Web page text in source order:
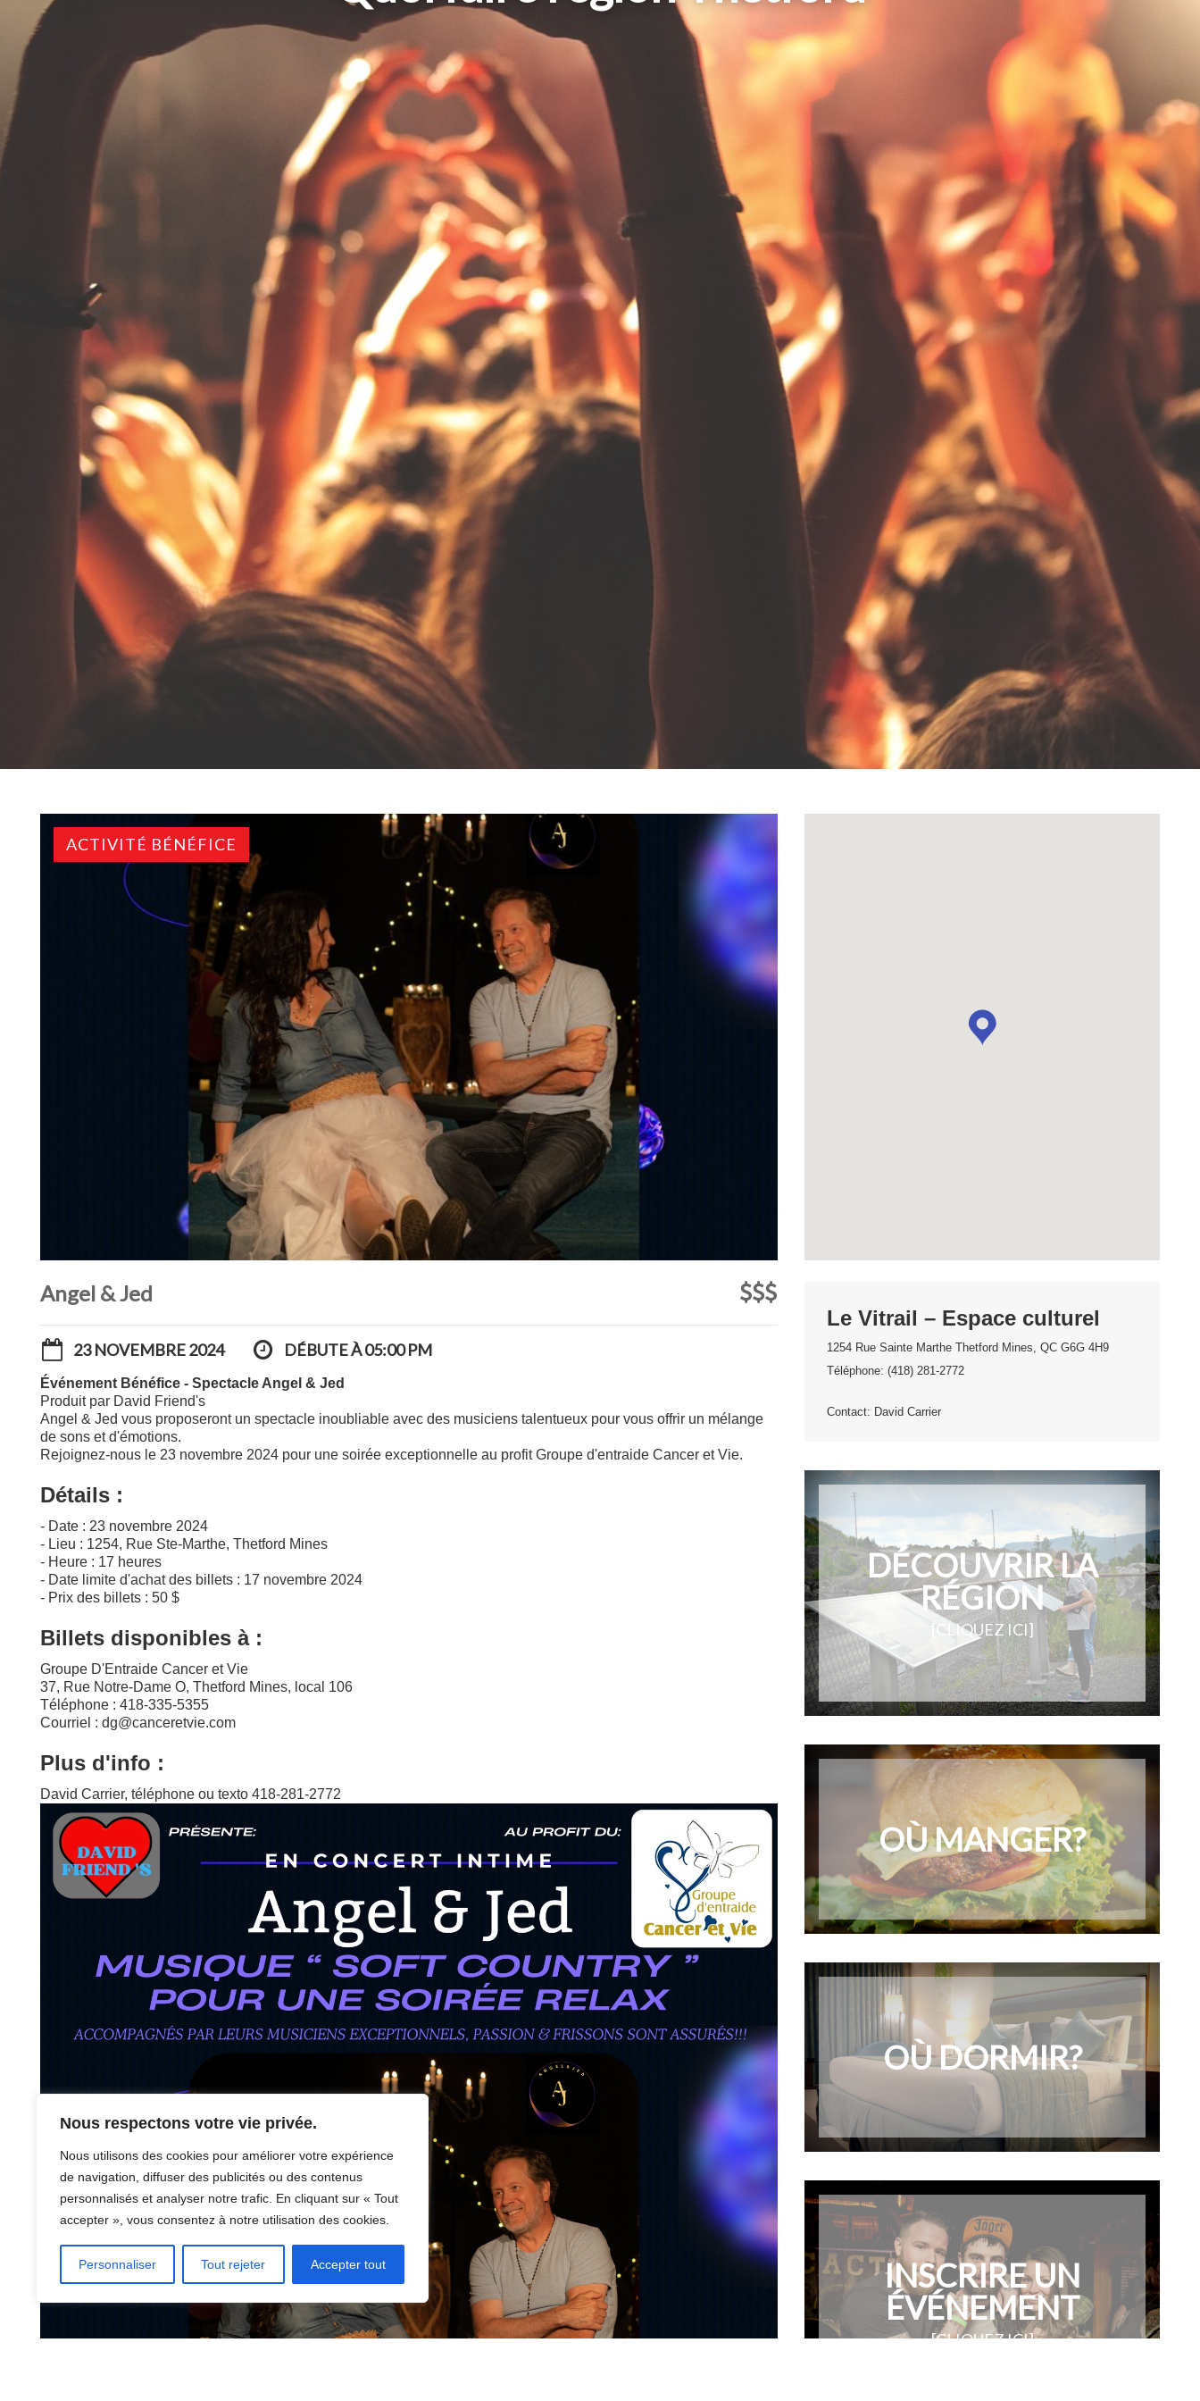
Nous respectons votre vie privée.
Nous utilisons des cookies pour améliorer votre expérience
de navigation, diffuser des publicités ou des contenus
personnalisés et analyser notre trafic. En cliquant sur « Tout
accepter », vous consentez à notre utilisation des cookies.
Personnaliser Tout rejeter Accepter tout
ACTIVITÉ BÉNÉFICE
Angel & Jed
23 NOVEMBRE 2024 DÉBUTE À 05:00 PM
Événement Bénéfice - Spectacle Angel & Jed
Produit par David Friend's
Angel & Jed vous proposeront un spectacle inoubliable avec des musiciens talentueux pour vous offrir un mélange
de sons et d'émotions.
Rejoignez-nous le 23 novembre 2024 pour une soirée exceptionnelle au profit Groupe d'entraide Cancer et Vie.
Détails :
- Date : 23 novembre 2024
- Lieu : 1254, Rue Ste-Marthe, Thetford Mines
- Heure : 17 heures
- Date limite d'achat des billets : 17 novembre 2024
- Prix des billets : 50 $
Billets disponibles à :
Groupe D'Entraide Cancer et Vie
37, Rue Notre-Dame O, Thetford Mines, local 106
Téléphone : 418-335-5355
Courriel : dg@canceretvie.com
Plus d'info :
David Carrier, téléphone ou texto 418-281-2772
Le Vitrail – Espace culturel
1254 Rue Sainte Marthe Thetford Mines, QC G6G 4H9
Téléphone: (418) 281-2772
Contact: David Carrier
DÉCOUVRIR LA
RÉGION
[CLIQUEZ ICI]
OÙ MANGER?
OÙ DORMIR?
INSCRIRE UN
ÉVÉNEMENT
[CLIQUEZ ICI]